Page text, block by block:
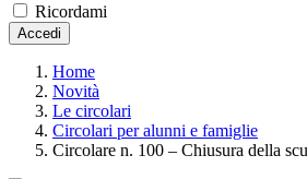
Ricordami
Accedi
Home
Novità
Le circolari
Circolari per alunni e famiglie
Circolare n. 100 – Chiusura della